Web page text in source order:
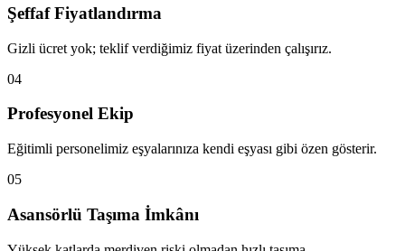
Şeffaf Fiyatlandırma
Gizli ücret yok; teklif verdiğimiz fiyat üzerinden çalışırız.
04
Profesyonel Ekip
Eğitimli personelimiz eşyalarınıza kendi eşyası gibi özen gösterir.
05
Asansörlü Taşıma İmkânı